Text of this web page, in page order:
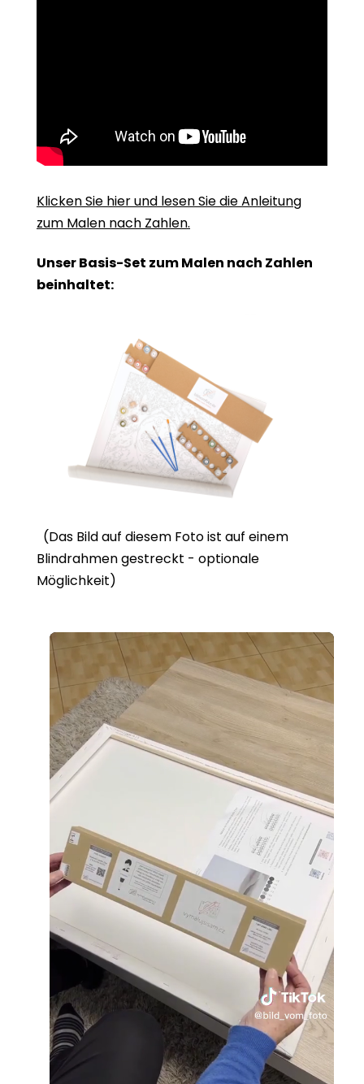
Klicken Sie hier und lesen Sie die Anleitung
zum Malen nach Zahlen.
Unser Basis-Set zum Malen nach Zahlen
beinhaltet:
(Das Bild auf diesem Foto ist auf einem
Blindrahmen gestreckt - optionale
Möglichkeit)